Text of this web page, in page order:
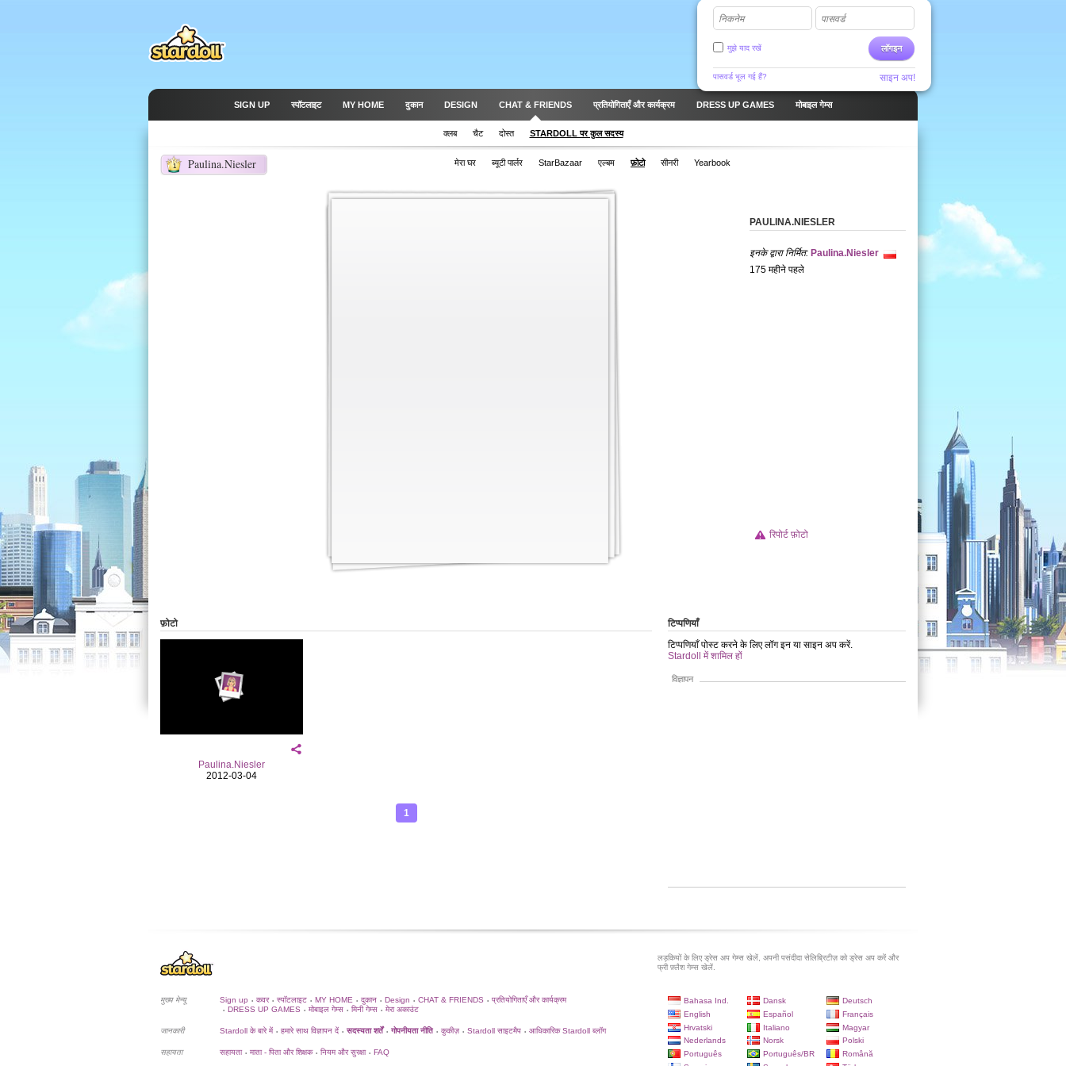
निकनेम पासवर्ड
लॉगइन
मुझे याद रखें
पासवर्ड भूल गई हैं? साइन अप!
SIGN UP स्पॉटलाइट MY HOME दुकान DESIGN CHAT & FRIENDS प्रतियोगिताएँ और कार्यक्रम DRESS UP GAMES मोबाइल गेम्स
क्लब चैट दोस्त STARDOLL पर कुल सदस्य
Paulina.Niesler
1 मेरा घर ब्यूटी पार्लर StarBazaar एल्बम फ़ोटो सीनरी Yearbook
PAULINA.NIESLER
इनके द्वारा निर्मित: Paulina.Niesler
175 महीने पहले
रिपोर्ट फ़ोटो
फ़ोटो
Paulina.Niesler
2012-03-04
1
टिप्पणियाँ
टिप्पणियाँ पोस्ट करने के लिए लॉग इन या साइन अप करें.
Stardoll में शामिल हों
विज्ञापन
लड़कियों के लिए ड्रेस अप गेम्स खेलें, अपनी पसंदीदा सेलिब्रिटीज़ को ड्रेस अप करें और
फ्री फ़्लैश गेम्स खेलें.
मुख्य मेन्यू Sign up • कवर • स्पॉटलाइट • MY HOME • दुकान • Design • CHAT & FRIENDS • प्रतियोगिताएँ और कार्यक्रम
• DRESS UP GAMES • मोबाइल गेम्स • मिनी गेम्स • मेरा अकाउंट
जानकारी Stardoll के बारे में • हमारे साथ विज्ञापन दें • सदस्यता शर्तें • गोपनीयता नीति • कुकीज़ • Stardoll साइटमैप • आधिकारिक Stardoll ब्लॉग
सहायता सहायता • माता - पिता और शिक्षक • नियम और सुरक्षा • FAQ
Bahasa Ind. Dansk
Deutsch
English
Español
Français
Hrvatski
Italiano
Magyar
Nederlands
Norsk
Polski
Português
Português/BR
Română